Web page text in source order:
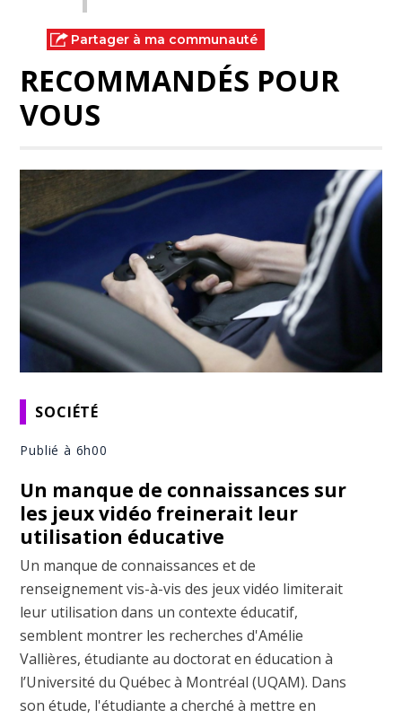
Partager à ma communauté
RECOMMANDÉS POUR
VOUS
SOCIÉTÉ
Publié à 6h00
Un manque de connaissances sur
les jeux vidéo freinerait leur
utilisation éducative
Un manque de connaissances et de
renseignement vis-à-vis des jeux vidéo limiterait
leur utilisation dans un contexte éducatif,
semblent montrer les recherches d'Amélie
Vallières, étudiante au doctorat en éducation à
l’Université du Québec à Montréal (UQAM). Dans
son étude, l'étudiante a cherché à mettre en